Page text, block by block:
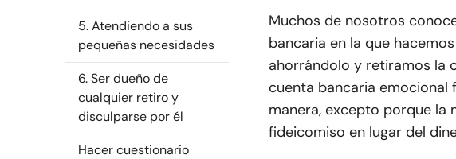
5. Atendiendo a sus
pequeñas necesidades
6. Ser dueño de
cualquier retiro y
disculparse por él
Hacer cuestionario
Muchos de nosotros
bancaria en la que
ahorrándolo y retiramos la
cuenta bancaria
manera, excepto porque la
fideicomiso en lugar del